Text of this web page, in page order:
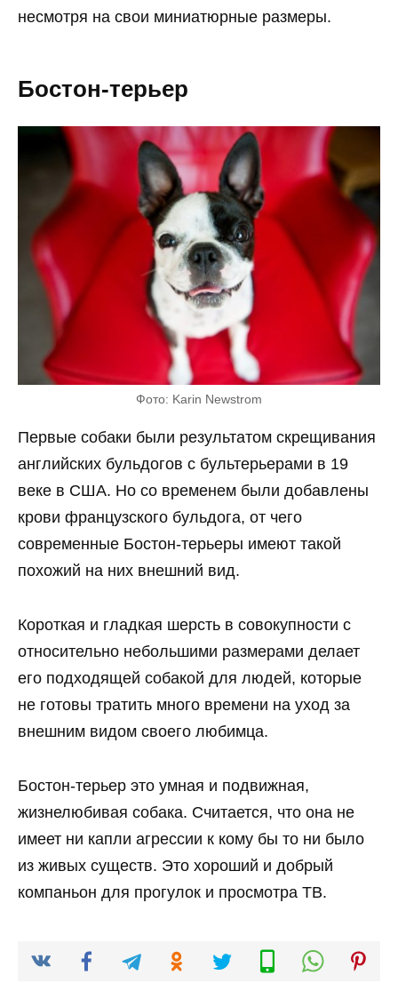
несмотря на свои миниатюрные размеры.
Бостон-терьер
Фото: Karin Newstrom
Первые собаки были результатом скрещивания
английских бульдогов с бультерьерами в 19
веке в США. Но со временем были добавлены
крови французского бульдога, от чего
современные Бостон-терьеры имеют такой
похожий на них внешний вид.
Короткая и гладкая шерсть в совокупности с
относительно небольшими размерами делает
его подходящей собакой для людей, которые
не готовы тратить много времени на уход за
внешним видом своего любимца.
Бостон-терьер это умная и подвижная,
жизнелюбивая собака. Считается, что она не
имеет ни капли агрессии к кому бы то ни было
из живых существ. Это хороший и добрый
компаньон для прогулок и просмотра ТВ.